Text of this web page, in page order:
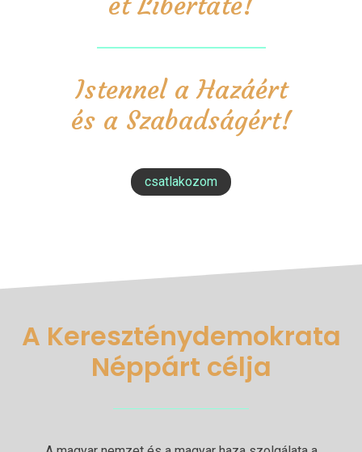
Istennel a Hazáért
és a Szabadságért!
csatlakozom
A Kereszténydemokrata
Néppárt célja